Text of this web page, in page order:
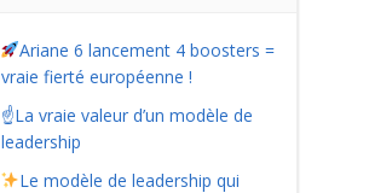
Ariane 6 lancement 4 boosters =
vraie fierté européenne !
☝️La vraie valeur d’un modèle de
leadership
Le modèle de leadership qui